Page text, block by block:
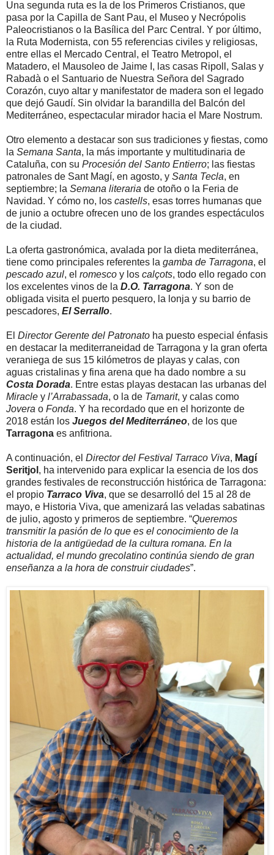
Una segunda ruta es la de los Primeros Cristianos, que
pasa por la Capilla de Sant Pau, el Museo y Necrópolis
Paleocristianos o la Basílica del Parc Central. Y por último,
la Ruta Modernista, con 55 referencias civiles y religiosas,
entre ellas el Mercado Central, el Teatro Metropol, el
Matadero, el Mausoleo de Jaime I, las casas Ripoll, Salas y
Rabadà o el Santuario de Nuestra Señora del Sagrado
Corazón, cuyo altar y manifestator de madera son el legado
que dejó Gaudí. Sin olvidar la barandilla del Balcón del
Mediterráneo, espectacular mirador hacia el Mare Nostrum.
Otro elemento a destacar son sus tradiciones y fiestas, como
la Semana Santa, la más importante y multitudinaria de
Cataluña, con su Procesión del Santo Entierro; las fiestas
patronales de Sant Magí, en agosto, y Santa Tecla, en
septiembre; la Semana literaria de otoño o la Feria de
Navidad. Y cómo no, los castells, esas torres humanas que
de junio a octubre ofrecen uno de los grandes espectáculos
de la ciudad.
La oferta gastronómica, avalada por la dieta mediterránea,
tiene como principales referentes la gamba de Tarragona, el
pescado azul, el romesco y los calçots, todo ello regado con
los excelentes vinos de la D.O. Tarragona. Y son de
obligada visita el puerto pesquero, la lonja y su barrio de
pescadores, El Serrallo.
El Director Gerente del Patronato ha puesto especial énfasis
en destacar la mediterraneidad de Tarragona y la gran oferta
veraniega de sus 15 kilómetros de playas y calas, con
aguas cristalinas y fina arena que ha dado nombre a su
Costa Dorada. Entre estas playas destacan las urbanas del
Miracle y l’Arrabassada, o la de Tamarit, y calas como
Jovera o Fonda. Y ha recordado que en el horizonte de
2018 están los Juegos del Mediterráneo, de los que
Tarragona es anfitriona.
A continuación, el Director del Festival Tarraco Viva, Magí
Seritjol , ha intervenido para explicar la esencia de los dos
grandes festivales de reconstrucción histórica de Tarragona:
el propio Tarraco Viva, que se desarrolló del 15 al 28 de
mayo, e Historia Viva, que amenizará las veladas sabatinas
de julio, agosto y primeros de septiembre. “Queremos
transmitir la pasión de lo que es el conocimiento de la
historia de la antigüedad de la cultura romana. En la
actualidad, el mundo grecolatino continúa siendo de gran
enseñanza a la hora de construir ciudades”.